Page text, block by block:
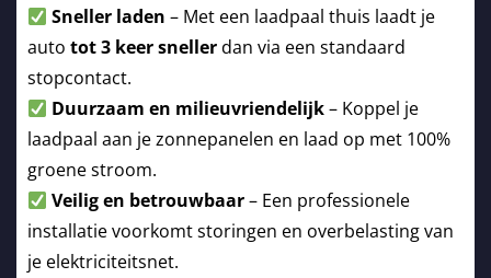
Sneller laden – Met een laadpaal thuis laadt je
auto tot 3 keer snellerdan via een standaard
stopcontact.
Duurzaam en milieuvriendelijk– Koppel je
laadpaal aan je zonnepanelen en laad op met 100%
groene stroom.
Veilig en betrouwbaar– Een professionele
installatie voorkomt storingen en overbelasting van
je elektriciteitsnet.